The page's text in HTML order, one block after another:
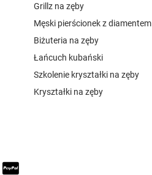
Grillz na zęby
Męski pierścionek z diamentem
Biżuteria na zęby
Łańcuch kubański
Szkolenie kryształki na zęby
Kryształki na zęby